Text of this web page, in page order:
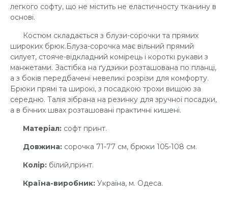
легкого софту, що не містить не еластичносту тканину в
основі.
Костюм складається з блузи-сорочки та прямих
широких брюк.Блуза-сорочка має вільний прямий
силует, стояче-відкладний комірець і короткі рукави з
манжетами. Застібка на ґудзики розташована по планці,
а з боків передбачені невеликі розрізи для комфорту.
Брюки прямі та широкі, з посадкою трохи вищою за
середню. Талія зібрана на резинку для зручної посадки,
а в бічних швах розташовані практичні кишені.
Матеріал: софт принт.
Довжина: сорочка 71-77 см, брюки 105-108 см.
Колір: білий,принт.
Країна-виробник: Україна, м. Одеса.